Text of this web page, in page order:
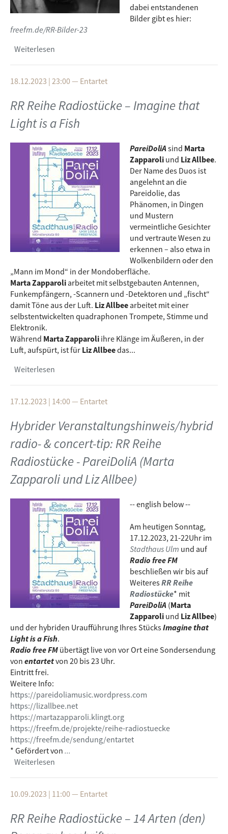
dabei entstandenen
Bilder gibt es hier:
freefm.de/RR-Bilder-23
Weiterlesen
18.12.2023 | 23:00— Entartet
RR Reihe Radiostücke – Imagine that
Light is a Fish
PareiDoliAsind Marta
Zapparoli und Liz Allbee.
Der Name des Duos ist
angelehnt an die
Pareidolie, das
Phänomen, in Dingen
und Mustern
vermeintliche Gesichter
und vertraute Wesen zu
erkennen – also etwa in
Wolkenbildern oder den
„Mann im Mond“ in der Mondoberfläche.
Marta Zapparoli arbeitet mit selbstgebauten Antennen,
Funkempfängern, -Scannern und -Detektoren und „fischt“
damit Töne aus der Luft. Liz Allbee arbeitet mit einer
selbstentwickelten quadraphonen Trompete, Stimme und
Elektronik.
Während Marta Zapparoli ihre Klänge im Äußeren, in der
Luft, aufspürt, ist für Liz Allbeedas...
Weiterlesen
17.12.2023 | 14:00— Entartet
Hybrider Veranstaltungshinweis/hybrid
radio- & concert-tip: RR Reihe
Radiostücke - PareiDoliA (Marta
Zapparoli und Liz Allbee)
-- english below --
Am heutigen Sonntag,
17.12.2023, 21-22Uhr im
Stadthaus Ulm und auf
Radio free FM
beschließen wir bis auf
WeiteresRR Reihe
Radiostücke* mit
PareiDoliA (Marta
Zapparoli und Liz Allbee)
und der hybriden Uraufführung Ihres StücksImagine that
Light is a Fish.
Radio free FM übertägt live von vor Ort eine Sondersendung
von entartetvon 20 bis 23 Uhr.
Eintritt frei.
Weitere Info:
https://pareidoliamusic.wordpress.com
https://lizallbee.net
https://martazapparoli.klingt.org
https://freefm.de/projekte/reihe-radiostuecke
https://freefm.de/sendung/entartet
* Gefördert von ...
Weiterlesen
10.09.2023 | 11:00— Entartet
RR Reihe Radiostücke – 14 Arten (den)